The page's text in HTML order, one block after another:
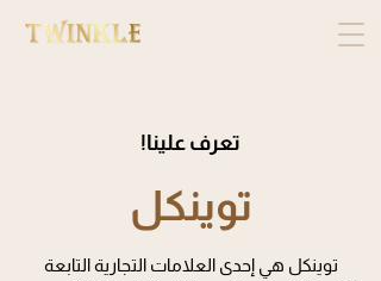
!تعرف علينا
توينكل
توينكل هي إحدى العلامات التجارية التابعة